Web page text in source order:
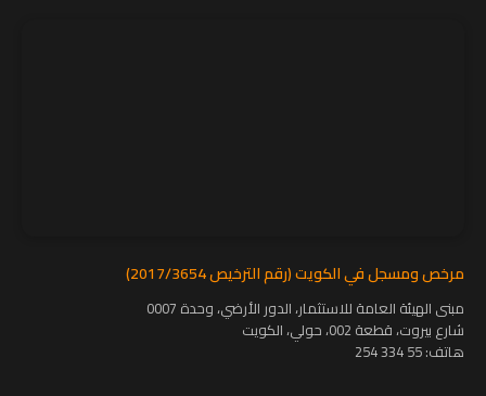
مرخص ومسجل في الكويت (رقم الترخيص 2017/3654)
مبنى الهيئة العامة للاستثمار، الدور الأرضي، وحدة 0007
شارع بيروت، قطعة 002، حولي، الكويت
هاتف:55 334 254